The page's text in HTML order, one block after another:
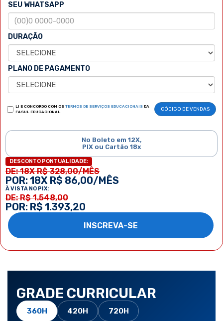
SEU WHATSAPP
DURAÇÃO
PLANO DE PAGAMENTO
LI E CONCORDO COM OS TERMOS DE SERVIÇOS EDUCACIONAIS DA
FASUL EDUCACIONAL.
CÓDIGO DE VENDAS
No Boleto em 12X,
PIX ou Cartão 18x
DESCONTO PONTUALIDADE:
DE: 18X R$ 328,00/MÊS
POR: 18X R$ 86,00/MÊS
À VISTA NO PIX:
DE: R$ 1.548,00
POR: R$ 1.393,20
INSCREVA-SE
GRADE CURRICULAR
360H 420H 720H